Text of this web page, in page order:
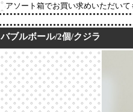
アソート箱でお買い求めいただいて
バブルボール/2個/クジラ